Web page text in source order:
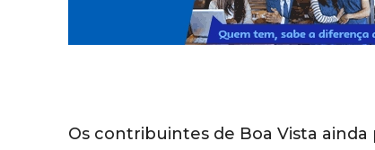
Os contribuintes de Boa Vista